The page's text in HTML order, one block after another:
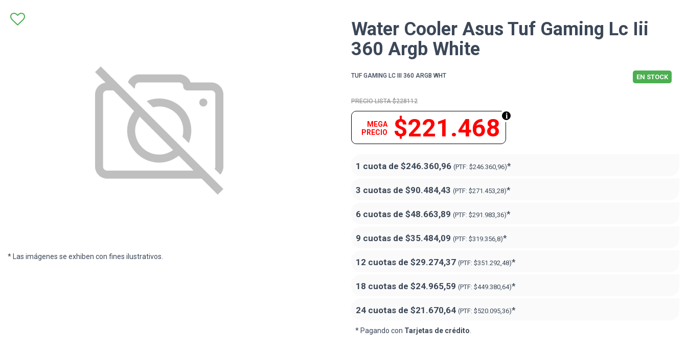
* Las imágenes se exhiben con fines ilustrativos.
Water Cooler Asus Tuf Gaming Lc Iii
360 Argb White
TUF GAMING LC III 360 ARGB WHT EN STOCK
$228112
$221.468
MEGA
PRECIO
1 cuota de $246.360,96 (PTF: $246.360,96)*
3 cuotas de $90.484,43 (PTF: $271.453,28)*
6 cuotas de $48.663,89 (PTF: $291.983,36)*
9 cuotas de $35.484,09 (PTF: $319.356,8)*
12 cuotas de $29.274,37 (PTF: $351.292,48)*
18 cuotas de $24.965,59 (PTF: $449.380,64)*
24 cuotas de $21.670,64 (PTF: $520.095,36)*
* Pagando con Tarjetas de crédito